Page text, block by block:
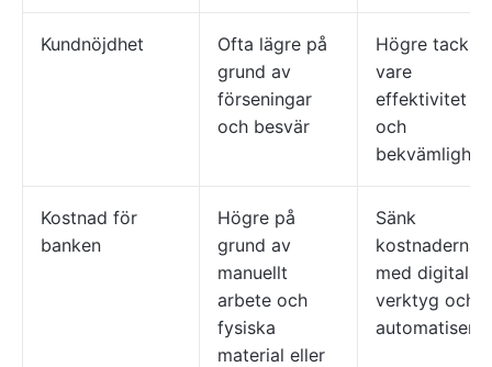
Kundnöjdhet
Ofta lägre på
grund av
förseningar
och besvär
Högre tack
vare
effektivitet
och
bekvämlighet
Kostnad för
banken
Högre på
grund av
manuellt
arbete och
fysiska
material eller
Sänk
kostnaderna
med digitala
verktyg och